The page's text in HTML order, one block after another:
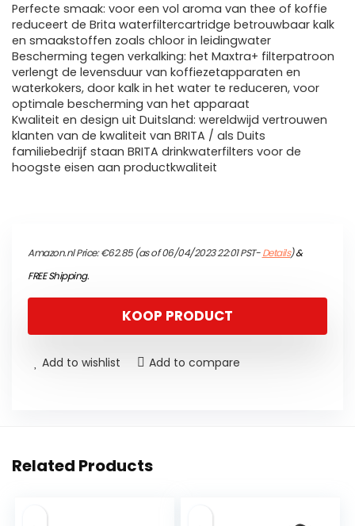
Perfecte smaak: voor een vol aroma van thee of koffie
reduceert de Brita waterfiltercartridge betrouwbaar kalk
en smaakstoffen zoals chloor in leidingwater
Bescherming tegen verkalking: het Maxtra+ filterpatroon
verlengt de levensduur van koffiezetapparaten en
waterkokers, door kalk in het water te reduceren, voor
optimale bescherming van het apparaat
Kwaliteit en design uit Duitsland: wereldwijd vertrouwen
klanten van de kwaliteit van BRITA / als Duits
familiebedrijf staan BRITA drinkwaterfilters voor de
hoogste eisen aan productkwaliteit
Amazon.nl Price:€62.85(as of 06/04/2023 22:01 PST-Details)&
FREE Shipping.
KOOP PRODUCT
Add to wishlist Add to compare
Related Products